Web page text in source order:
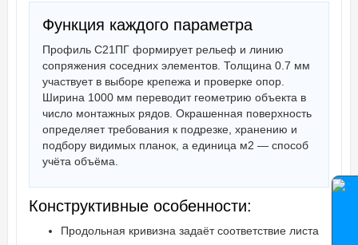
Функция каждого параметра
Профиль С21ПГ формирует рельеф и линию
сопряжения соседних элементов. Толщина 0.7 мм
участвует в выборе крепежа и проверке опор.
Ширина 1000 мм переводит геометрию объекта в
число монтажных рядов. Окрашенная поверхность
определяет требования к подрезке, хранению и
подбору видимых планок, а единица м2 — способ
учёта объёма.
Конструктивные особенности:
Продольная кривизна задаёт соответствие листа